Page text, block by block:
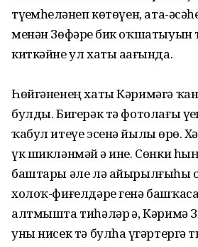
түҙемһеҙләнеп көтөүен, ата-
менән Зөфәрҙе бик оҡшатыуын
киткәйне ул хаты аҙағында.
Һөйгәненең хаты Кәримәгә
булды. Бигерәк тә фотолағы
ҡабул итеүе эсенә йылы өрҙө.
үк шикләнмәй ҙә ине. Сөнки
баштары әле лә
холоҡ-фиғелдәре генә
алтмышта тиһәләр ҙә, Кәримә
уны нисек тә булһа